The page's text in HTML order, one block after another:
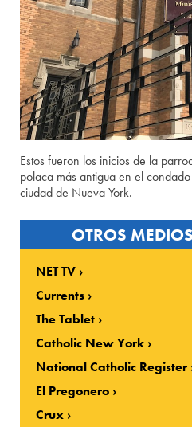
Estos fueron los inicios de la
polaca más antigua en el
ciudad de Nueva York.
OTROS
NET TV
Currents
The Tablet
Catholic New York
National Catholic Register
El Pregonero
Crux